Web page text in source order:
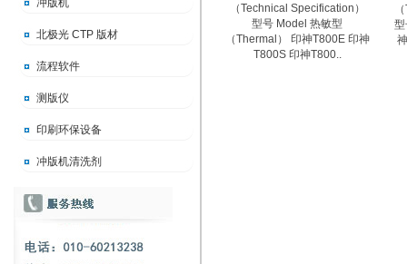
冲版机
北极光 CTP 版材
流程软件
测版仪
印刷环保设备
冲版机清洗剂
（Technical Specification）
型号 Model 热敏型
（Thermal） 印神T800E 印神
T800S 印神T800..